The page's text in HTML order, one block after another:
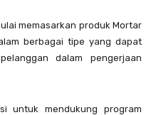
memasarkan produk Mortar
berbagai tipe yang dapat
dalam pengerjaan
untuk mendukung program